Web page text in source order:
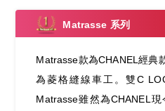
Matrasse 系列
Matrasse款為CHANEL經典
為菱格縫線車工。雙C
Matrasse雖然為CHANEL